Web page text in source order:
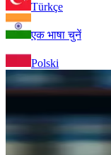
Türkçe
एक भाषा चुनें
Polski